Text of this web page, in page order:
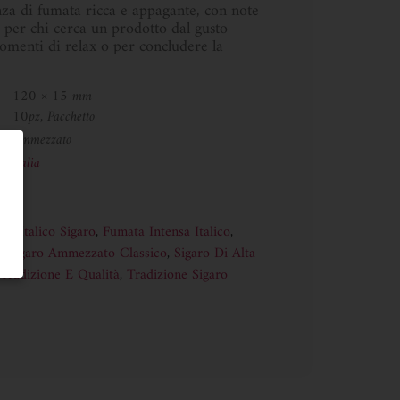
di fumata ricca e appagante, con note
chi cerca un prodotto dal gusto
di relax o per concludere la
120 × 15 mm
10pz, Pacchetto
Ammezzato
Italia
Italico Sigaro, Fumata Intensa Italico,
Sigaro Ammezzato Classico, Sigaro Di Alta
E Qualità, Tradizione Sigaro